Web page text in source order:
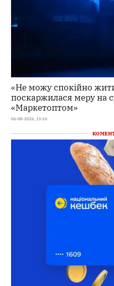
«Не можу спокійно
поскаржилася меру на
«Маркетоптом»
06-08-2026, 15:10